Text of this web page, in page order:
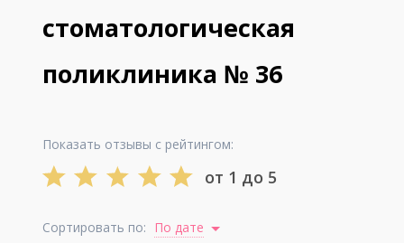
стоматологическая
поликлиника № 36
Показать отзывы с рейтингом:
от 1 до 5
Сортировать по: По дате